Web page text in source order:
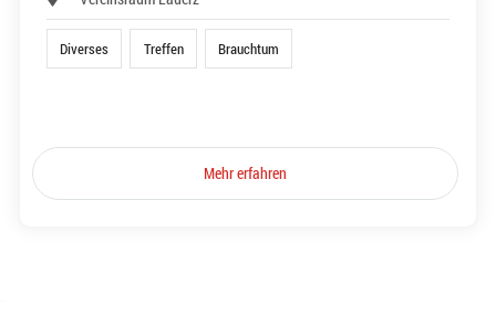
Diverses Treffen Brauchtum
Mehr erfahren